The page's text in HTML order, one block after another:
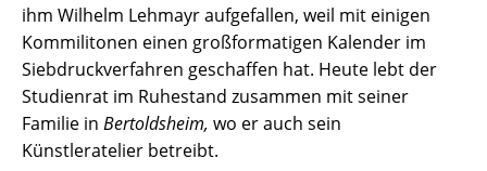
ihm Wilhelm Lehmayr aufgefallen, weil mit einigen
Kommilitonen einen großformatigen Kalender im
Siebdruckverfahren geschaffen hat. Heute lebt der
Studienrat im Ruhestand zusammen mit seiner
Familie in Bertoldsheim, wo er auch sein
Künstleratelier betreibt.